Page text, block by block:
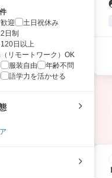
迎
土日祝休み
日制
日以上
リモートワーク）OK
服装自由
年齢不問
語学力を活かせる